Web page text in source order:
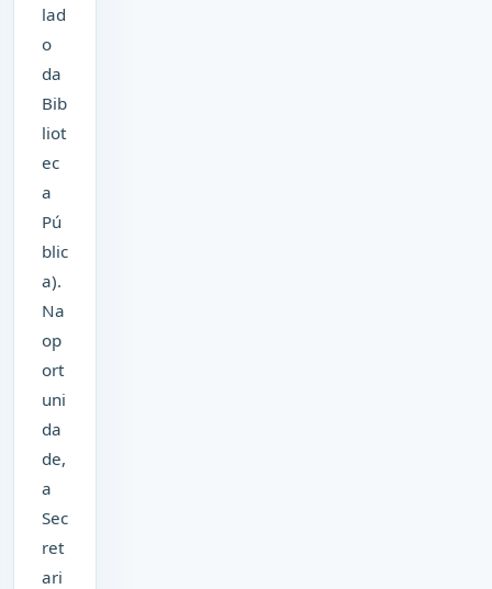
lad
o
da
Bib
liot
ec
a
Pú
blic
a).
Na
op
ort
uni
da
de,
a
Sec
ret
ari